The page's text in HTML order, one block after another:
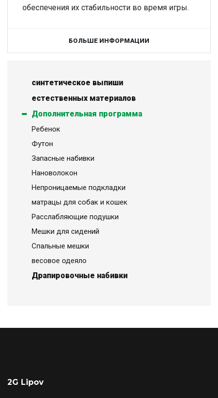
синтетическое выпиши
естественных материалов
Дополнительная программа
Ребенок
Футон
Запасные набивки
Нановолокон
Непроницаемые подкладки
матрацы для собак и кошек
Расслабляющие подушки
Мешки для сидений
Спальные мешки
весовое одеяло
Драпировочные набивки
обеспечения их стабильности во время игры.
БОЛЬШЕ ИНФОРМАЦИИ
2G Lipov